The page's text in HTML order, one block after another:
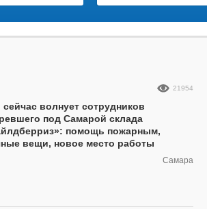
сейчас волнует сотрудников
под Самарой склада
помощь пожарным,
вещи, новое место работы
21954
Самара